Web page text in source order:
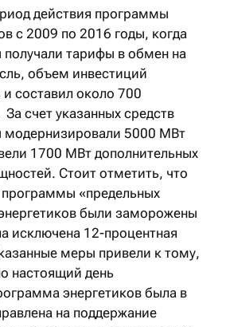
действия программы
с 2009 по 2016 годы, когда
получали тарифы в обмен на
объем инвестиций
и составил около 700
счет указанных средств
модернизировали 5000 МВт
1700 МВт дополнительных
Стоит отметить, что
«предельных
были заморожены
исключена 12-процентная
меры привели к тому,
настоящий день
энергетиков была в
на поддержание